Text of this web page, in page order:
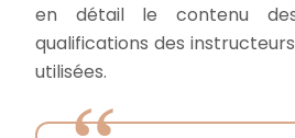
en détail le contenu
qualifications des
utilisées.